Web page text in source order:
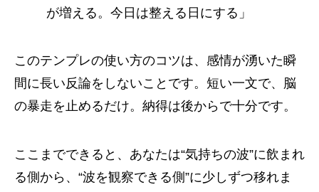
が増える。今日は整える日にする」
このテンプレの使い方のコツは、感情が湧いた瞬
間に長い反論をしないことです。短い一文で、脳
の暴走を止めるだけ。納得は後からで十分です。
ここまでできると、あなたは“気持ちの波”に飲まれ
る側から、“波を観察できる側”に少しずつ移れま